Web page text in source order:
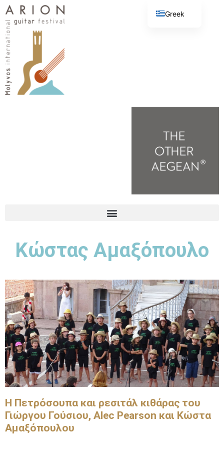
Κώστας Αμαξόπουλο
Η Πετρόσουπα και ρεσιτάλ κιθάρας του
Γιώργου Γούσιου, Alec Pearson και Κώστα
Αμαξόπουλου
Greek